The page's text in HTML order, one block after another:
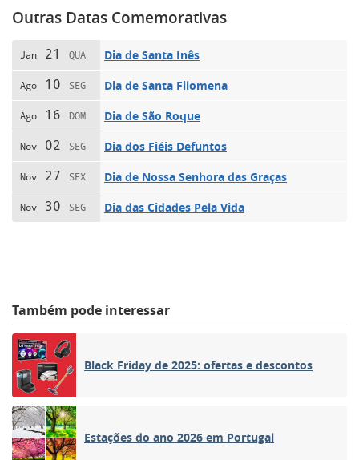
Outras Datas Comemorativas
Jan 21 QUA Dia de Santa Inês
Ago 10 SEG Dia de Santa Filomena
Ago 16 DOM Dia de São Roque
Nov 02 SEG Dia dos Fiéis Defuntos
Nov 27 SEX Dia de Nossa Senhora das Graças
Nov 30 SEG Dia das Cidades Pela Vida
Também pode interessar
Black Friday de 2025: ofertas e descontos
Estações do ano 2026 em Portugal